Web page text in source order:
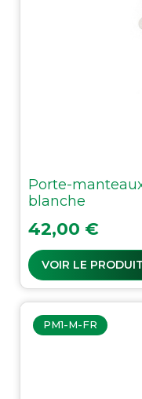
Porte-
blanche
Prix
42,00 €
VOIR LE PRODUIT
PM1-M-FR